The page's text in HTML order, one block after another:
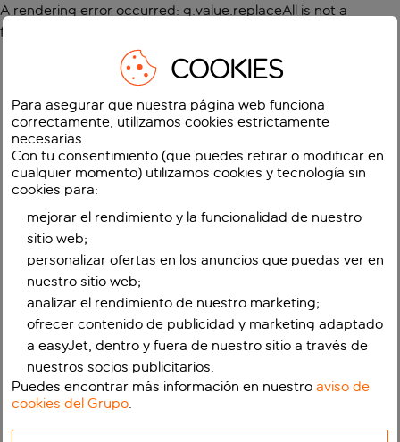
A rendering error occurred: g.value.replaceAll is not a
function
COOKIES
Para asegurar que nuestra página web funciona
correctamente, utilizamos cookies estrictamente
necesarias.
Con tu consentimiento (que puedes retirar o modificar en
cualquier momento) utilizamos cookies y tecnología sin
cookies para:
mejorar el rendimiento y la funcionalidad de nuestro
sitio web;
personalizar ofertas en los anuncios que puedas ver en
nuestro sitio web;
analizar el rendimiento de nuestro marketing;
ofrecer contenido de publicidad y marketing adaptado
a easyJet, dentro y fuera de nuestro sitio a través de
nuestros socios publicitarios.
Puedes encontrar más información en nuestroaviso de
cookies del Grupo.